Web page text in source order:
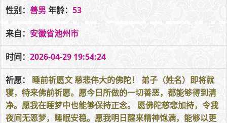
性别： 善男 年龄： 53
来自： 安徽省池州市
时间： 2026-04-29 19:54:24
祈愿：
睡前祈愿文 慈悲伟大的佛陀！ 弟子（姓名）即将就
寝，特来佛前祈愿。愿今日所做的一切善恶，都能够得到清
净。愿我在睡梦中也能够保持正念。 愿佛陀慈悲加持，令我
夜间无恶梦，睡眠安稳。愿我明日醒来精神饱满，能够以更